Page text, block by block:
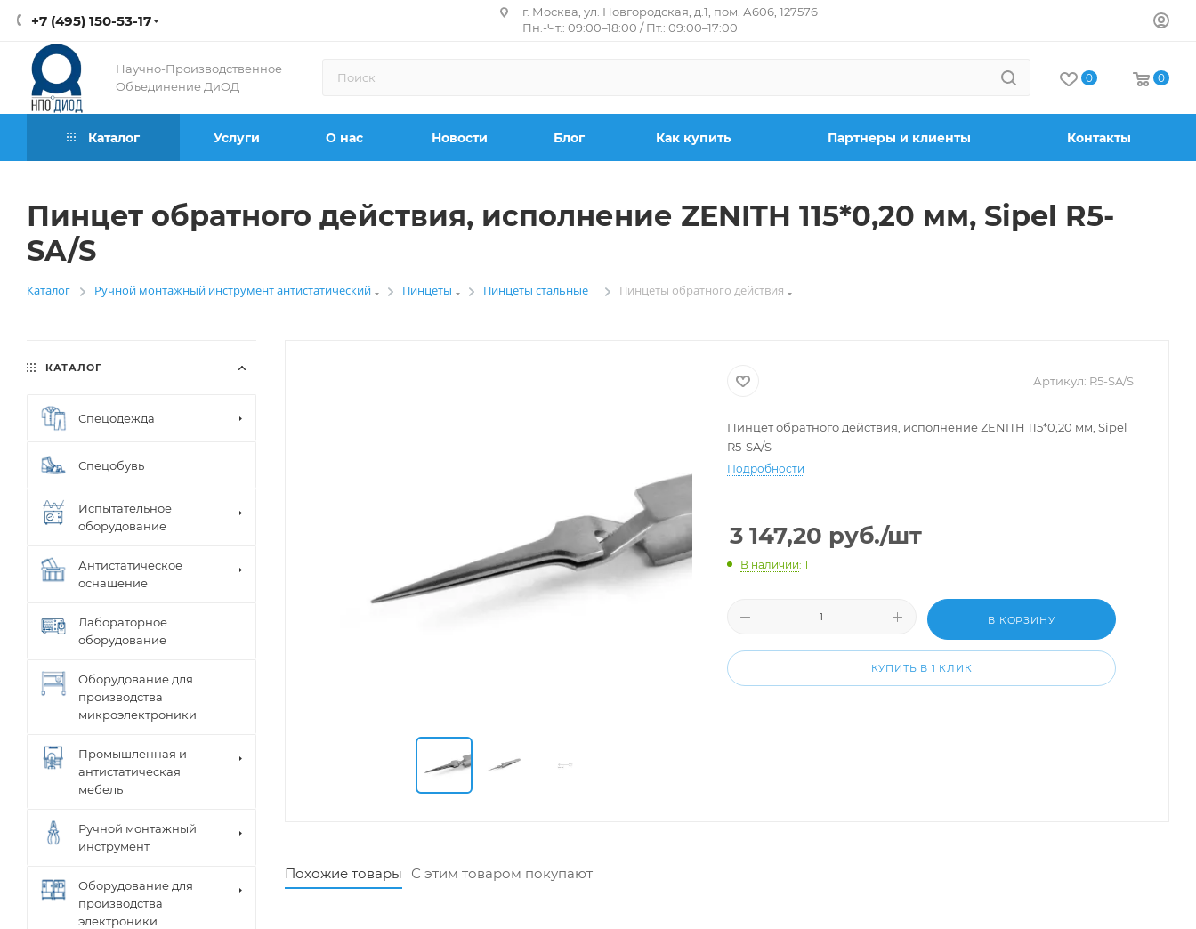
+7 (495) 150-53-17
г. Москва, ул. Новгородская, д.1, пом. А606, 127576
Пн.-Чт.: 09:00–18:00 / Пт.: 09:00–17:00
Научно-Производственное
Объединение ДиОД
0 0
Каталог Услуги О нас Новости Блог Как купить Партнеры и клиенты Контакты
Пинцет обратного действия, исполнение ZENITH 115*0,20 мм, Sipel R5-
SA/S
Каталог —Ручной монтажный инструмент антистатический —Пинцеты —Пинцеты стальные —Пинцеты обратного действия
Артикул: R5-SA/S
Пинцет обратного действия, исполнение ZENITH 115*0,20 мм, Sipel
R5-SA/S
Подробности
3 147,20 руб./шт
В наличии: 1
В КОРЗИНУ
КУПИТЬ В 1 КЛИК
Похожие товары С этим товаром покупают
КАТАЛОГ
Спецодежда
Спецобувь
Испытательное
оборудование
Антистатическое
оснащение
Лабораторное
оборудование
Оборудование для
производства
микроэлектроники
Промышленная и
антистатическая
мебель
Ручной монтажный
инструмент
Оборудование для
производства
электроники